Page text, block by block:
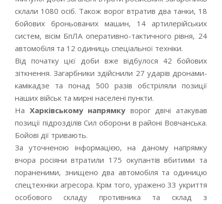
склали 1080 осіб. Також ворог втратив два танки, 18
бойових броньованих машин, 14 артилерійських
систем, вісім БпЛА оперативно-тактичного рівня, 24
автомобіля та 12 одиниць спеціальної техніки.
Від початку цієї доби вже відбулося 42 бойових
зіткнення. Загарбники здійснили 27 ударів дронами-
камікадзе та понад 500 разів обстріляли позиції
наших військ та мирні населені пункти.
На Харківському напрямку ворог двічі атакував
позиції підрозділів Сил оборони в районі Вовчанська.
Бойові дії тривають.
За уточненою інформацією, на даному напрямку
вчора росіяни втратили 175 окупантів вбитими та
пораненими, знищено два автомобіля та одиницю
спецтехніки агресора. Крім того, уражено 33 укриття
особового складу противника та склад з